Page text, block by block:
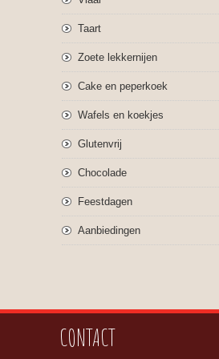
Taart
Zoete lekkernijen
Cake en peperkoek
Wafels en koekjes
Glutenvrij
Chocolade
Feestdagen
Aanbiedingen
CONTACT